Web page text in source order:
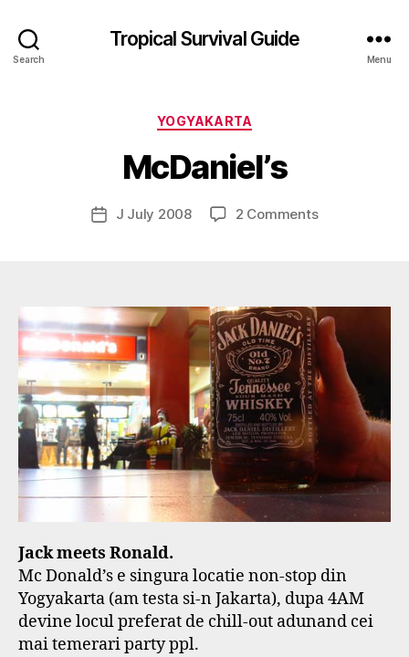
Search
Tropical Survival Guide
Menu
Categories
YOGYAKARTA
McDaniel’s
Post
author
g
s
p
d
e
f
PostJ July 2008 2 Commentson
Jack meets Ronald.
Mc Donald’s e singura locatie non-stop din
Yogyakarta (am testa si-n Jakarta), dupa 4AM
devine locul preferat de chill-out adunand cei
mai temerari party ppl.